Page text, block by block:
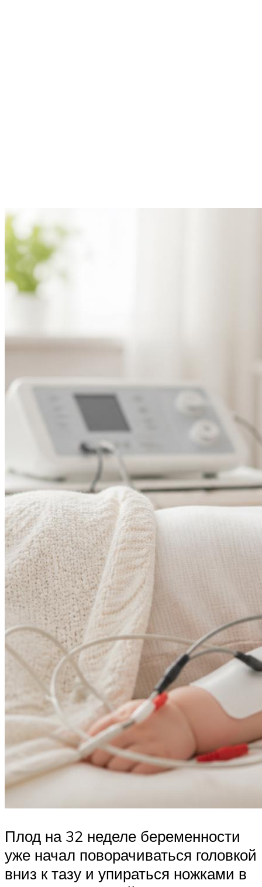
Плод на 32 неделе беременности
уже начал поворачиваться головкой
вниз к тазу и упираться ножками в